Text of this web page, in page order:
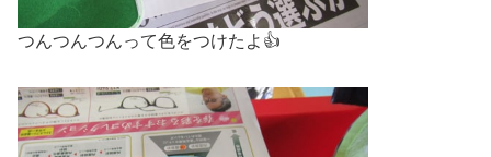
つんつんつんって色をつけたよ👍